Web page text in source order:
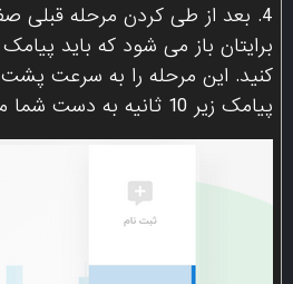
4. بعد از طی کردن مرحله قبلی
برایتان باز می شود که باید
کنید. این مرحله را به سرعت
پیامک زیر 10 ثانیه به دست شما می رسد